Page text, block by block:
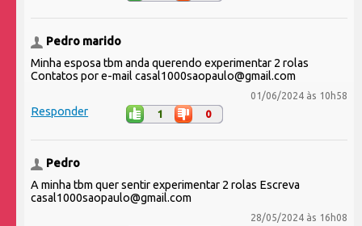
Pedro marido
Minha esposa tbm anda querendo experimentar 2 rolas
Contatos por e-mail casal1000saopaulo@gmail.com
01/06/2024 às 10h58
Responder 1 0
Pedro
A minha tbm quer sentir experimentar 2 rolas Escreva
casal1000saopaulo@gmail.com
28/05/2024 às 16h08